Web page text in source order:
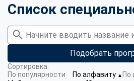
Список
Подобрать
Сортировка:
По популярности
По алфавиту ▼ По